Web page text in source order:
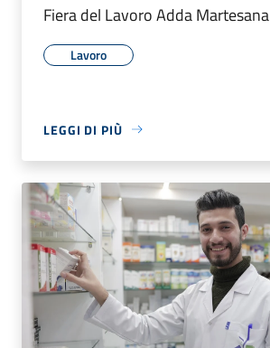
Fiera del Lavoro Adda Martesana
Lavoro
LEGGI DI PIÙ